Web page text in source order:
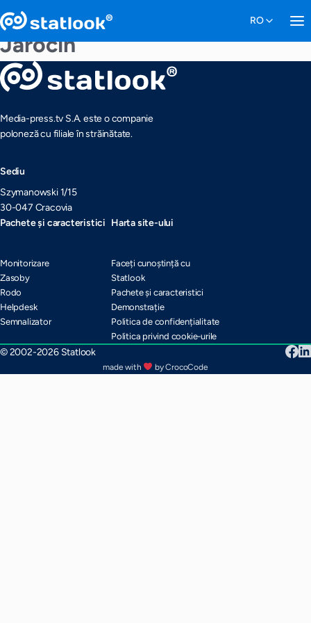
Jarocin
Media-press.tv S.A. este o companie
poloneză cu filiale în străinătate.
Sediu
Szymanowski 1/15
30-047 Cracovia
Pachete și caracteristici
Monitorizare
Zasoby
Rodo
Helpdesk
Semnalizator
Harta site-ului
Faceți cunoștință cu
Statlook
Pachete și caracteristici
Demonstrație
Politica de confidențialitate
Politica privind cookie-urile
© 2002-2026 Statlook
made with by CrocoCode